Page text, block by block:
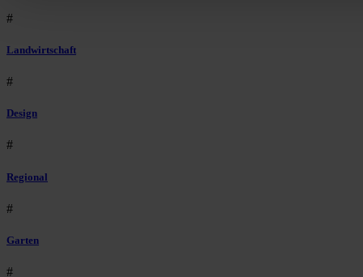
#
Landwirtschaft
#
Design
#
Regional
#
Garten
#